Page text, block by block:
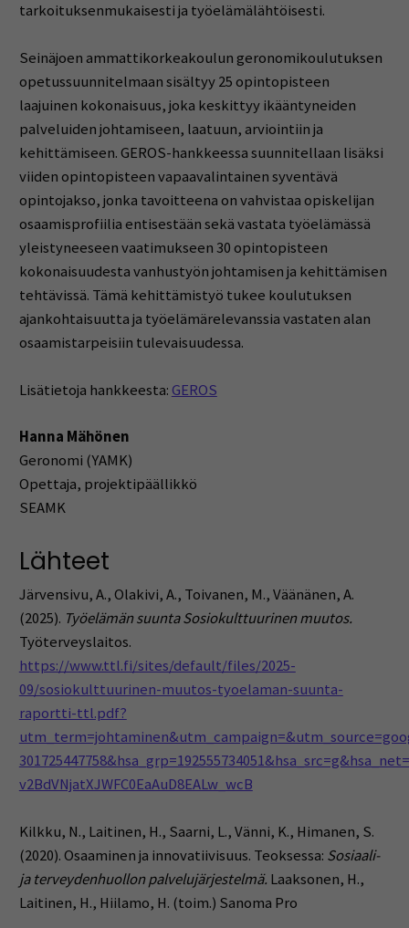
tarkoituksenmukaisesti ja työelämälähtöisesti.
Seinäjoen ammattikorkeakoulun geronomikoulutuksen
opetussuunnitelmaan sisältyy 25 opintopisteen
laajuinen kokonaisuus, joka keskittyy ikääntyneiden
palveluiden johtamiseen, laatuun, arviointiin ja
kehittämiseen. GEROS-hankkeessa suunnitellaan lisäksi
viiden opintopisteen vapaavalintainen syventävä
opintojakso, jonka tavoitteena on vahvistaa opiskelijan
osaamisprofiilia entisestään sekä vastata työelämässä
yleistyneeseen vaatimukseen 30 opintopisteen
kokonaisuudesta vanhustyön johtamisen ja kehittämisen
tehtävissä. Tämä kehittämistyö tukee koulutuksen
ajankohtaisuutta ja työelämärelevanssia vastaten alan
osaamistarpeisiin tulevaisuudessa.
Lisätietoja hankkeesta: GEROS
Hanna Mähönen
Geronomi (YAMK)
Opettaja, projektipäällikkö
SEAMK
Lähteet
Järvensivu, A., Olakivi, A., Toivanen, M., Väänänen, A.
(2025). Työelämän suunta Sosiokulttuurinen muutos.
Työterveyslaitos.
https://www.ttl.fi/sites/default/files/2025-
09/sosiokulttuurinen-muutos-tyoelaman-suunta-
raportti-ttl.pdf?
v2BdVNjatXJWFC0EaAuD8EALw_wcB
Kilkku, N., Laitinen, H., Saarni, L., Vänni, K., Himanen, S.
(2020). Osaaminen ja innovatiivisuus. Teoksessa: Sosiaali-
ja terveydenhuollon palvelujärjestelmä. Laaksonen, H.,
Laitinen, H., Hiilamo, H. (toim.) Sanoma Pro